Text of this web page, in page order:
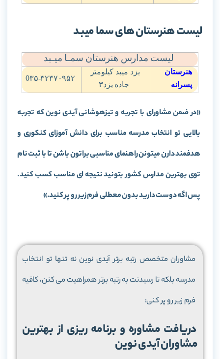
لیست هنرستان های سما میبد
لیست مدارس هنرستان سمـا میـبد
هنرستان
پسرانه
يزد ميبد کيلومتر
۳جاده يزد
0۳۵-۳۲۳۷۰۹۵۲
«در ضمن مشاورای با تجربه و تیزهوشانی آیدی نوین که تجربه
بالایی تو انتخاب مدرسه مناسب برای دانش آموزای کنکوری و
هدفمند دارن میتونن راهنمای مناسبی براتون باشن تا با ثبت نام
توی بهترین مدارس کشور بتونید نتیجه ای مناسب کسب کنید.
پس اگه دوست دارید بدون معطلی فرم زیر رو پر کنید.»
مشاوران متخصص رتبه برتر آیدی نوین نه تنها تو انتخاب
مدرسه بلکه تا رسیدنت به رتبه برتر همراهیت می کنن، کافیه
فرم زیر رو پر کنی:
دریافت مشاوره و برنامه ریزی از بهترین
مشاوران آیدی نوین